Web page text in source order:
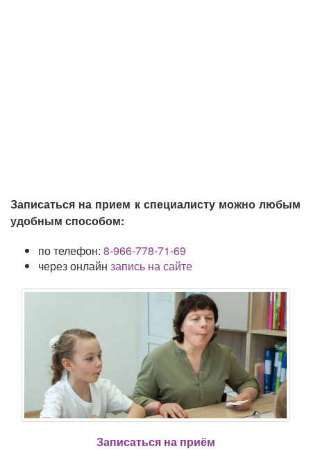
Записаться на прием к специалисту можно любым
удобным способом:
по телефон: 8-966-778-71-69
через онлайн запись на сайте
Записаться на приём